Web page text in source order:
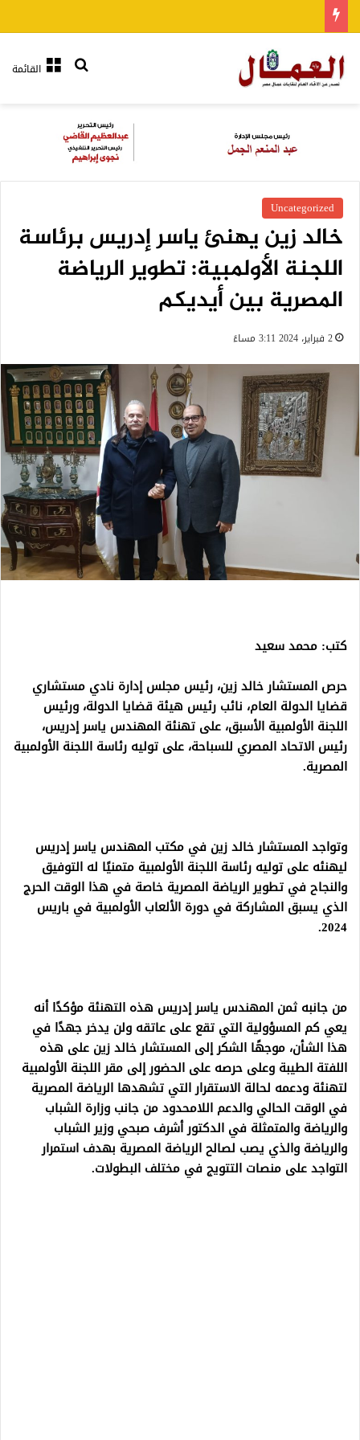
القائمةبحث عن
Uncategorized
خالد زين يهنئ ياسر إدريس برئاسة
اللجنة الأولمبية: تطوير الرياضة
المصرية بين أيديكم
2 فبراير، 2024 3:11 مساءً
كتب: محمد سعيد
حرص المستشار خالد زين، رئيس مجلس إدارة نادي مستشاري
قضايا الدولة العام، نائب رئيس هيئة قضايا الدولة، ورئيس
اللجنة الأولمبية الأسبق، على تهنئة المهندس ياسر إدريس،
رئيس الاتحاد المصري للسباحة، على توليه رئاسة اللجنة الأولمبية
المصرية.
وتواجد المستشار خالد زين في مكتب المهندس ياسر إدريس
ليهنئه على توليه رئاسة اللجنة الأولمبية متمنيًا له التوفيق
والنجاح في تطوير الرياضة المصرية خاصة في هذا الوقت الحرج
الذي يسبق المشاركة في دورة الألعاب الأولمبية في باريس
2024.
من جانبه ثمن المهندس ياسر إدريس هذه التهنئة مؤكدًا أنه
يعي كم المسؤولية التي تقع على عاتقه ولن يدخر جهدًا في
هذا الشأن، موجهًا الشكر إلى المستشار خالد زين على هذه
اللفتة الطيبة وعلى حرصه على الحضور إلى مقر اللجنة الأولمبية
لتهنئة ودعمه لحالة الاستقرار التي تشهدها الرياضة المصرية
في الوقت الحالي والدعم اللامحدود من جانب وزارة الشباب
والرياضة والمتمثلة في الدكتور أشرف صبحي وزير الشباب
والرياضة والذي يصب لصالح الرياضة المصرية بهدف استمرار
التواجد على منصات التتويج في مختلف البطولات.